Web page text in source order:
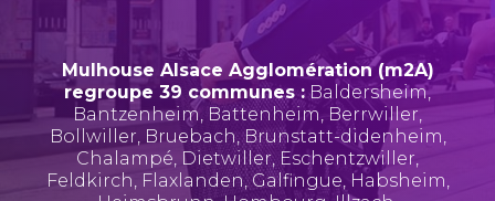
Mulhouse Alsace Agglomération (m2A)
regroupe 39 communes : Baldersheim,
Bantzenheim, Battenheim, Berrwiller,
Bollwiller, Bruebach,Brunstatt-didenheim,
Chalampé, Dietwiller, Eschentzwiller,
Feldkirch, Flaxlanden,Galfingue, Habsheim,